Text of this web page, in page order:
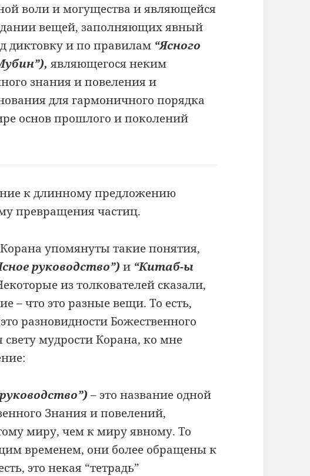
воли и могущества и являющейся
вещей, заполняющих явный
диктовку и по правилам “Ясного
являющегося неким
знания и повеления и
для гармоничного порядка
основ прошлого и поколений
к длинному предложению
превращениячастиц.
упомянутытакие понятия,
руководство”) и “Китаб-ы
из толкователей сказали,
– что это разные вещи.То есть,
разновидности Божественного
свету мудрости Корана,ко мне
–это название одной
Знания и повелений,
миру, чемк миру явному. То
временем, они более обращенык
это некая “тетрадь”